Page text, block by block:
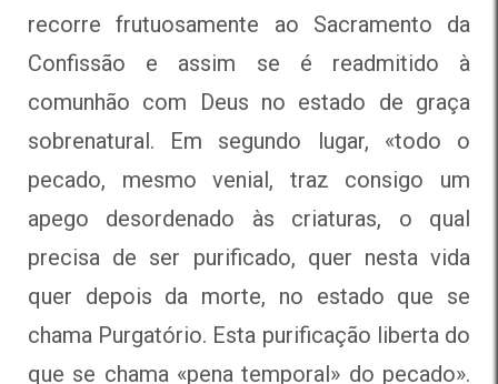
recorre frutuosamente ao Sacramento da
Confissão e assim se é readmitido à
comunhão com Deus no estado de graça
sobrenatural. Em segundo lugar, «todo o
pecado, mesmo venial, traz consigo um
apego desordenado às criaturas, o qual
precisa de ser purificado, quer nesta vida
quer depois da morte, no estado que se
chama Purgatório. Esta purificação liberta do
que se chama «pena temporal» do pecado».